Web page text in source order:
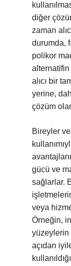
diğer
zaman
durumda,
polikor
alternatifin
alıcı bir
yerine,
çözüm
Bireyler
gücü ve
sağlarlar.
veya
Örneğin,
yüzeylerin
açıdan